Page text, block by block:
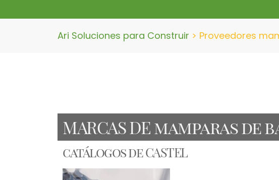
Ari Soluciones para Construir > Proveedores
MARCAS DE mamparas de
catálogos de ​CASTEL​